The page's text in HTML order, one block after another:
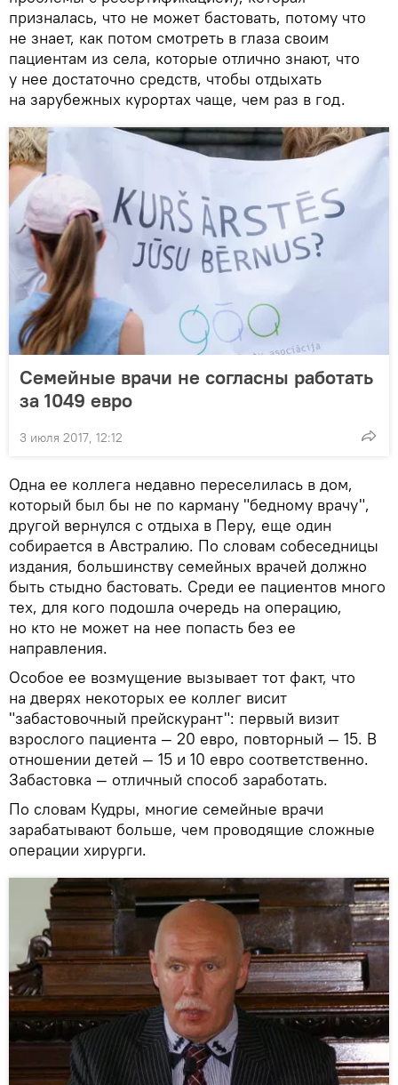
призналась, что не может бастовать, потому что
не знает, как потом смотреть в глаза своим
пациентам из села, которые отлично знают, что
у нее достаточно средств, чтобы отдыхать
на зарубежных курортах чаще, чем раз в год.
Семейные врачи не согласны работать
за 1049 евро
3 июля 2017, 12:12
Одна ее коллега недавно переселилась в дом,
который был бы не по карману "бедному врачу",
другой вернулся с отдыха в Перу, еще один
собирается в Австралию. По словам собеседницы
издания, большинству семейных врачей должно
быть стыдно бастовать. Среди ее пациентов много
тех, для кого подошла очередь на операцию,
но кто не может на нее попасть без ее
направления.
Особое ее возмущение вызывает тот факт, что
на дверях некоторых ее коллег висит
"забастовочный прейскурант": первый визит
взрослого пациента — 20 евро, повторный — 15. В
отношении детей — 15 и 10 евро соответственно.
Забастовка — отличный способ заработать.
По словам Кудры, многие семейные врачи
зарабатывают больше, чем проводящие сложные
операции хирурги.